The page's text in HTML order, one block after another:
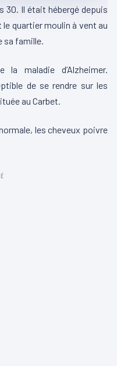
30. Il était hébergé depuis
quartier moulin à vent au
sa famille.
maladie d’Alzheimer.
de se rendre sur les
au Carbet.
les cheveux poivre